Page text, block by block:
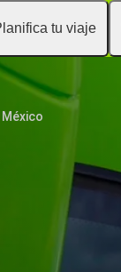
tu viaje
México